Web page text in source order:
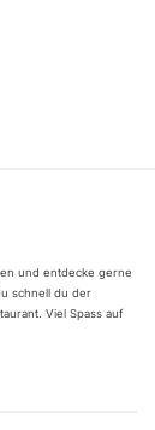
und entdecke gerne
schnell du der
Viel Spass auf